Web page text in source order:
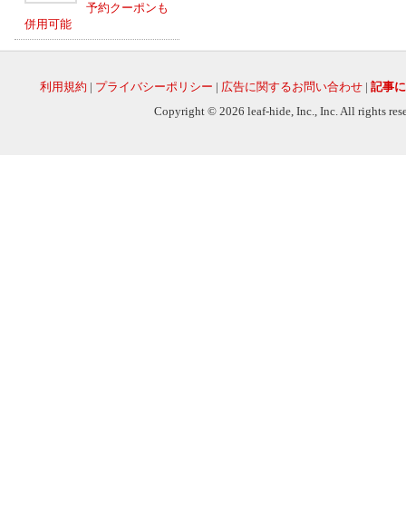
予約クーポンも
併用可能
利用規約 | プライバシーポリシー | 広告に関するお問い合わせ | 記事
Copyright © 2026 leaf-hide, Inc., Inc. All rights